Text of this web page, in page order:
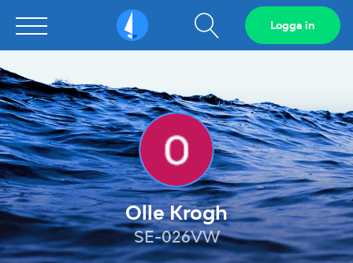
Sailarena Visa
sökfält
Logga in
Olle Krogh
SE-026VW